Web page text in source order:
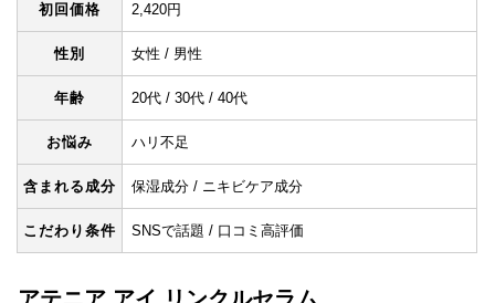
初回価格 2,420円
性別 女性 / 男性
年齢 20代 / 30代 / 40代
お悩み ハリ不足
含まれる成分 保湿成分 / ニキビケア成分
こだわり条件 SNSで話題 / 口コミ高評価